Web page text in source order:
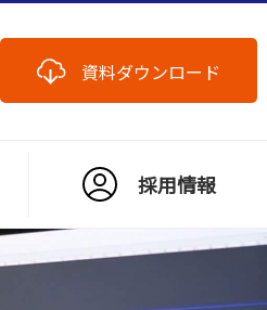
資料ダウンロード
採用情報